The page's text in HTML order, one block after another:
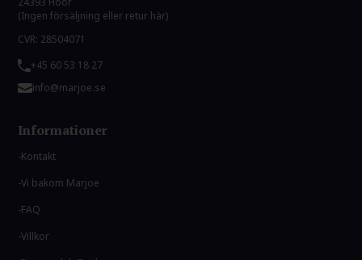
(Ingen försäljning eller retur här)
CVR: 28504071
+45 60 53 18 27
info@marjoe.se
Informationer
Kontakt
Vi bakom Marjoe
FAQ
Villkor